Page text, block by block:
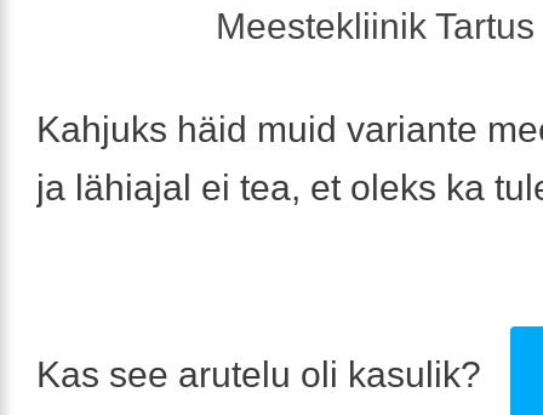
Meestekliinik
Kahjuks häid muid variante
ja lähiajal ei tea, et oleks ka
Kas see arutelu oli kasulik?